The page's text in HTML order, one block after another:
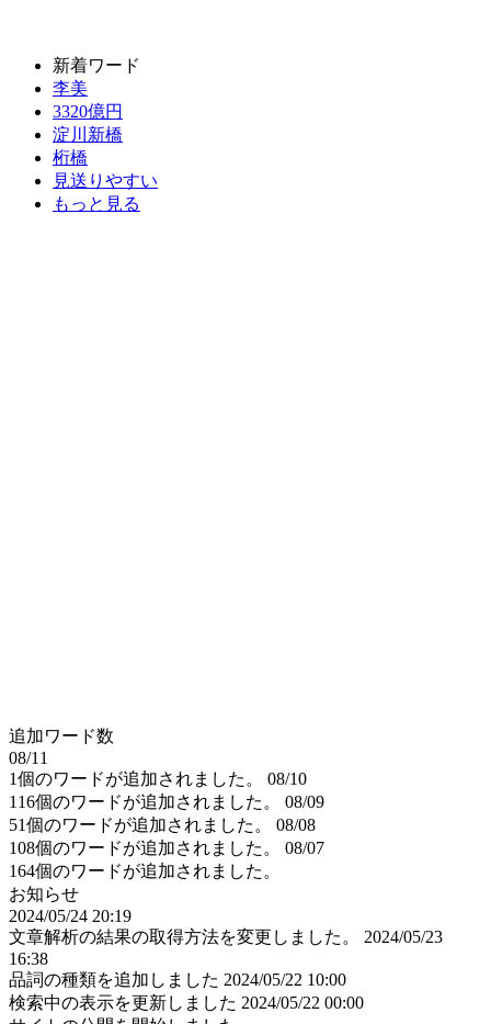
新着ワード
李美
3320億円
淀川新橋
桁橋
見送りやすい
もっと見る
追加ワード数
08/11
1個のワードが追加されました。
08/10
116個のワードが追加されました。
08/09
51個のワードが追加されました。
08/08
108個のワードが追加されました。
08/07
164個のワードが追加されました。
お知らせ
2024/05/24 20:19
文章解析の結果の取得方法を変更しました。
2024/05/23
16:38
品詞の種類を追加しました 2024/05/22 10:00
検索中の表示を更新しました 2024/05/22 00:00